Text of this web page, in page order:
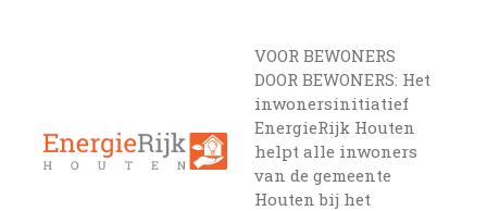
VOOR BEWONERS
DOOR BEWONERS: Het
inwonersinitiatief
EnergieRijk Houten
helpt alle inwoners
van de gemeente
Houten bij het